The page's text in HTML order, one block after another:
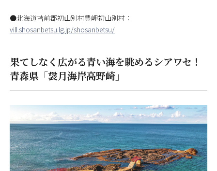
●北海道苫前郡初山別村豊岬初山別村：
vill.shosanbetsu.lg.jp/shosanbetsu/
果てしなく広がる青い海を眺めるシアワセ！
青森県「袰月海岸高野崎」